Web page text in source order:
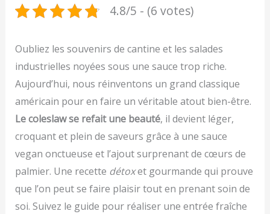
4.8/5 - (6 votes)
Oubliez les souvenirs de cantine et les salades
industrielles noyées sous une sauce trop riche.
Aujourd’hui, nous réinventons un grand classique
américain pour en faire un véritable atout bien-être.
Le coleslaw se refait une beauté, il devient léger,
croquant et plein de saveurs grâce à une sauce
vegan onctueuse et l’ajout surprenant de cœurs de
palmier. Une recette détoxet gourmande qui prouve
que l’on peut se faire plaisir tout en prenant soin de
soi. Suivez le guide pour réaliser une entrée fraîche